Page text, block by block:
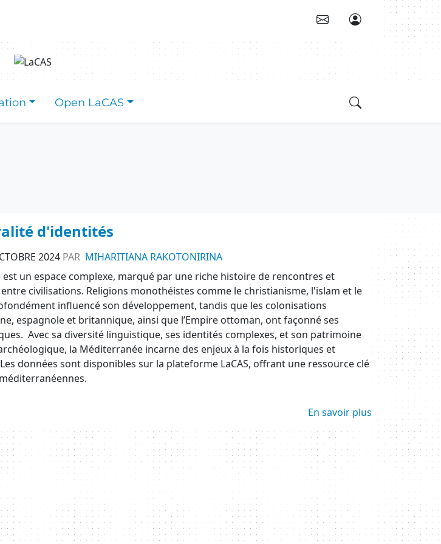
Open LaCAS
d'identités
2024 PAR MIHARITIANA RAKOTONIRINA
un espace complexe, marqué par une riche histoire de rencontres et
civilisations. Religions monothéistes comme le christianisme, l'islam et le
influencé son développement, tandis que les colonisations
espagnole et britannique, ainsi que l’Empire ottoman, ont façonné ses
Avec sa diversité linguistique, ses identités complexes, et son patrimoine
la Méditerranée incarne des enjeux à la fois historiques et
données sont disponibles sur la plateforme LaCAS, offrant une ressource clé
En savoir plus